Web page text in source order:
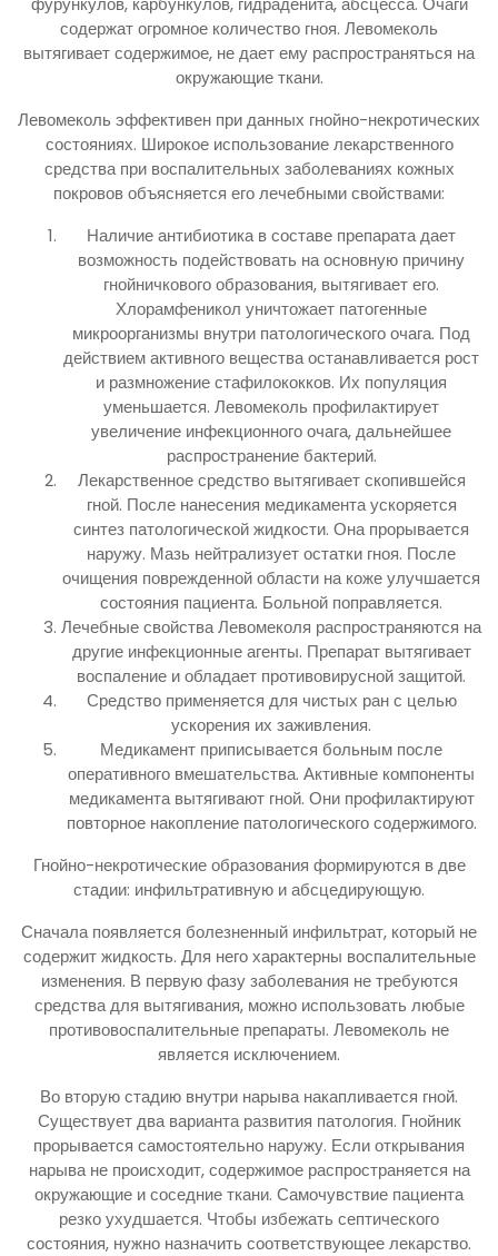
содержат огромное количество гноя. Левомеколь
вытягивает содержимое, не дает ему распространяться на
окружающие ткани.
Левомеколь эффективен при данных гнойно-некротических
состояниях. Широкое использование лекарственного
средства при воспалительных заболеваниях кожных
покровов объясняется его лечебными свойствами:
Наличие антибиотика в составе препарата дает
возможность подействовать на основную причину
гнойничкового образования, вытягивает его.
Хлорамфеникол уничтожает патогенные
микроорганизмы внутри патологического очага. Под
действием активного вещества останавливается рост
и размножение стафилококков. Их популяция
уменьшается. Левомеколь профилактирует
увеличение инфекционного очага, дальнейшее
распространение бактерий.
Лекарственное средство вытягивает скопившейся
гной. После нанесения медикамента ускоряется
синтез патологической жидкости. Она прорывается
наружу. Мазь нейтрализует остатки гноя. После
очищения поврежденной области на коже улучшается
состояния пациента. Больной поправляется.
Лечебные свойства Левомеколя распространяются на
другие инфекционные агенты. Препарат вытягивает
воспаление и обладает противовирусной защитой.
Средство применяется для чистых ран с целью
ускорения их заживления.
Медикамент приписывается больным после
оперативного вмешательства. Активные компоненты
медикамента вытягивают гной. Они профилактируют
повторное накопление патологического содержимого.
Гнойно-некротические образования формируются в две
стадии: инфильтративную и абсцедирующую.
Сначала появляется болезненный инфильтрат, который не
содержит жидкость. Для него характерны воспалительные
изменения. В первую фазу заболевания не требуются
средства для вытягивания, можно использовать любые
противовоспалительные препараты. Левомеколь не
является исключением.
Во вторую стадию внутри нарыва накапливается гной.
Существует два варианта развития патология. Гнойник
прорывается самостоятельно наружу. Если открывания
нарыва не происходит, содержимое распространяется на
окружающие и соседние ткани. Самочувствие пациента
резко ухудшается. Чтобы избежать септического
состояния, нужно назначить соответствующее лекарство.